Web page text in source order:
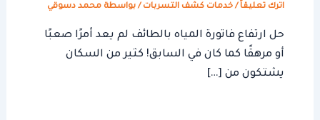
اترك تعليقاً /خدمات كشف التسربات/ بواسطة محمد دسوقي
حل ارتفاع فاتورة المياه بالطائف لم يعد أمرًا صعبًا
أو مرهقًا كما كان في السابق! كثير من السكان
يشتكون من […]